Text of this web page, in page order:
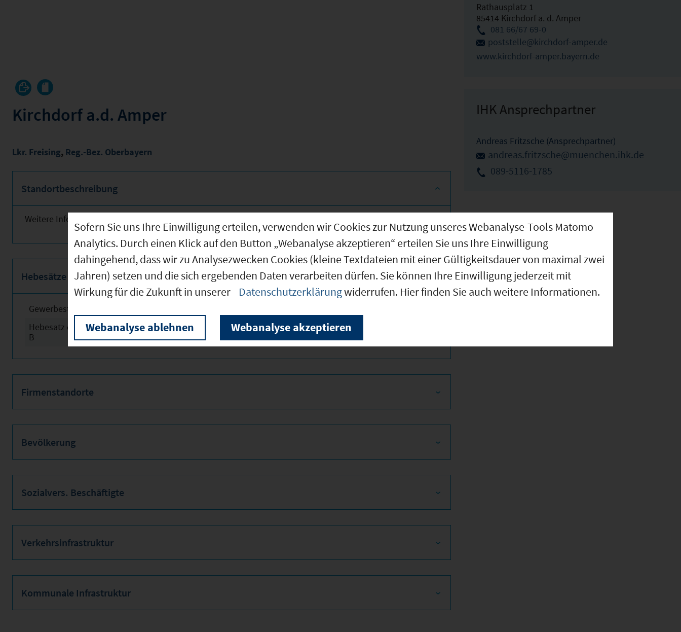
Kirchdorf a.d. Amper
Lkr. Freising, Reg.-Bez. Oberbayern
Standortbeschreibung
Weitere Informationen finden Sie obenstehend!
Hebesätze
Gewerbesteuerhebesatz
Hebesatz der Grundsteuer
B
2024 350
Firmenstandorte
Bevölkerung
Sozialvers. Beschäftigte
Verkehrsinfrastruktur
Kommunale Infrastruktur
Rathausplatz 1
85414 Kirchdorf a. d. Amper
081 66/67 69-0
poststelle@kirchdorf-amper.de
www.kirchdorf-amper.bayern.de
IHK Ansprechpartner
Andreas Fritzsche (Ansprechpartner)
andreas.fritzsche@muenchen.ihk.de
089-5116-1785
Sofern Sie uns Ihre Einwilligung erteilen, verwenden wir Cookies zur Nutzung unseres Webanalyse-Tools Matomo
Analytics. Durch einen Klick auf den Button „Webanalyse akzeptieren“ erteilen Sie uns Ihre Einwilligung
dahingehend, dass wir zu Analysezwecken Cookies (kleine Textdateien mit einer Gültigkeitsdauer von maximal zwei
Jahren) setzen und die sich ergebenden Daten verarbeiten dürfen. Sie können Ihre Einwilligung jederzeit mit
Wirkung für die Zukunft in unserer
Datenschutzerklärungwiderrufen. Hier finden Sie auch weitere Informationen.
Webanalyse ablehnen Webanalyse akzeptieren